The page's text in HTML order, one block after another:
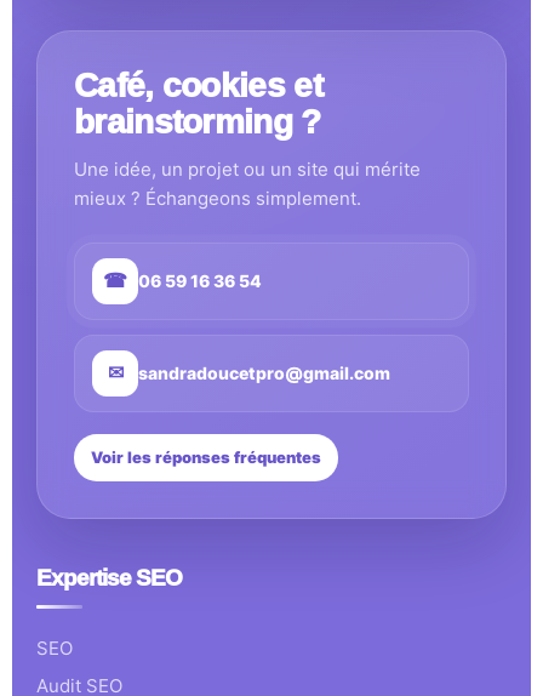
Café, cookies et
brainstorming ?
Une idée, un projet ou un site qui mérite
mieux ? Échangeons simplement.
☎ 06 59 16 36 54
✉ sandradoucetpro@gmail.com
Voir les réponses fréquentes
Expertise SEO
SEO
Audit SEO